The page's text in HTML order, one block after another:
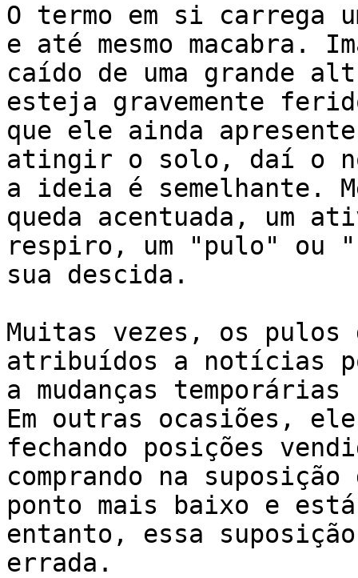
O termo em si carrega
e até mesmo macabra.
caído de uma grande
esteja gravemente
que ele ainda
atingir o solo, daí o
a ideia é semelhante.
queda acentuada, um
respiro, um "pulo" ou
sua descida.
Muitas vezes, os pulos
atribuídos a notícias
a mudanças
Em outras ocasiões,
fechando posições
comprando na
ponto mais baixo e
entanto, essa
errada.